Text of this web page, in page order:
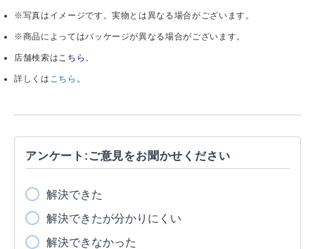
※写真はイメージです。実物とは異なる場合がございます。
※商品によってはパッケージが異なる場合がございます。
店舗検索は こちら 。
詳しくは こちら 。
アンケート:ご意見をお聞かせください
解決できた
解決できたが分かりにくい
解決できなかった